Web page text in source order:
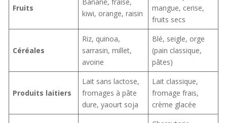
Fruits
kiwi, orange, raisin
mangue, cerise,
fruits secs
Céréales
Riz, quinoa,
sarrasin, millet,
avoine
Blé, seigle, orge
(pain classique,
pâtes)
Produits laitiers
Lait sans lactose,
fromages à pâte
dure, yaourt soja
Lait classique,
fromage frais,
crème glacée